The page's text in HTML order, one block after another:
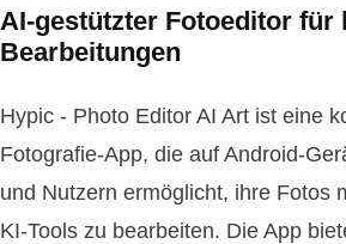
AI-gestützter Fotoeditor für
Bearbeitungen
Hypic - Photo Editor AI Art ist eine
Fotografie-App, die auf Android-
und Nutzern ermöglicht, ihre Fotos
KI-Tools zu bearbeiten. Die App